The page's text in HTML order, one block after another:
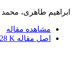
ابراهیم طاهری،
مشاهده مقاله
اصل مقاله K